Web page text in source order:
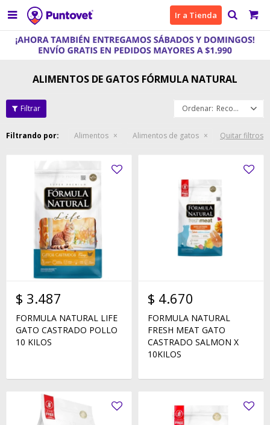
 Ir a Tienda
ALIMENTOS DE GATOS FÓRMULA NATURAL
Recomendados
Filtrando por: Alimentos Alimentos de gatos Quitar filtros
$ 3.487
FORMULA NATURAL LIFE
GATO CASTRADO POLLO
10 KILOS
$ 4.670
FORMULA NATURAL
FRESH MEAT GATO
CASTRADO SALMON X
10KILOS